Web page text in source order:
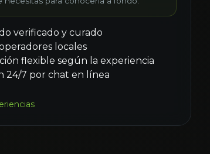
verificado y curado
locales
flexible según la experiencia
24/7 por chat en línea